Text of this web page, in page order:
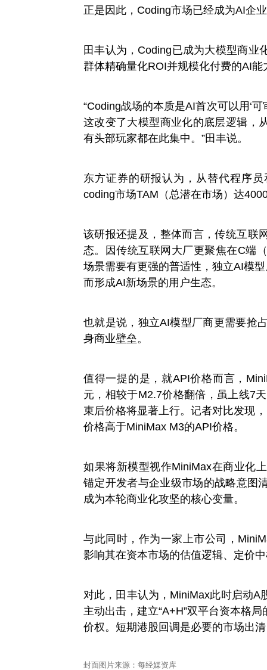
正是因此，Coding市场已经成为AI企
田丰认为，Coding已成为大模型商业
群体精确量化ROI并规模化付费的AI能
“Coding战场的本质是AI首次可以用‘
这改变了大模型商业化的底层逻辑，
有头部玩家都在此集中。”田丰说。
东方证券的研报认为，从替代程序
coding市场TAM（总潜在市场）达
该研报还提及，整体而言，传统互联
态。因传统互联网大厂更聚焦在C端
场景需要有更强的普适性，独立AI模
而形成AI新场景的用户生态。
也就是说，独立AI模型厂商更需要抢
身商业壁垒。
值得一提的是，就API价格而言，
元，相较于M2.7价格翻倍，虽上线7
束后价格将显著上行。记者对比发现
价格高于MiniMax M3的API价格。
如果将新模型视作MiniMax在商业化
锚定开发者与企业级市场的战略意图
成为本轮商业化攻坚的核心变量。
与此同时，作为一家上市公司，
影响其在资本市场的估值逻辑、定价
对此，田丰认为，MiniMax此时启动A
主动出击，建立“A+H”双平台资本格
价权。短期港股回调是必要的市场出
封面图片来源：每经媒资库